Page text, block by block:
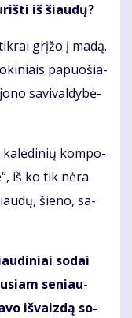
iš šiau­dų?
grį­žo į ma­dą.
pa­puo­šia­
sa­vi­val­dy­bė­
ka­lė­di­nių kom­po­
iš ko tik nė­ra
šie­no, sa­
so­dai
se­niau­
iš­vaiz­dą so­